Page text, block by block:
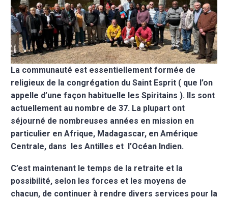
La communauté est essentiellement formée de
religieux de la congrégation du Saint Esprit ( que l’on
appelle d’une façon habituelle les Spiritains ). Ils sont
actuellement au nombre de 37. La plupart ont
séjourné de nombreuses années en mission en
particulier en Afrique, Madagascar, en Amérique
Centrale, dans les Antilles et l’Océan Indien.
C’est maintenant le temps de la retraite et la
possibilité, selon les forces et les moyens de
chacun, de continuer à rendre divers services pour la